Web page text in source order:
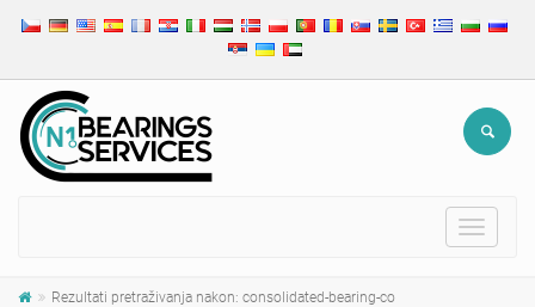
Toggle
Rezultati pretraživanja nakon: consolidated-bearing-co